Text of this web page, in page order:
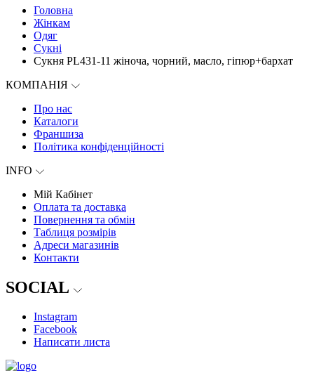
Головна
Жінкам
Одяг
Сукні
Сукня PL431-11 жіноча, чорний, масло, гіпюр+бархат
КОМПАНІЯ
Про нас
Каталоги
Франшиза
Політика конфіденційності
INFO
Мій Кабінет
Оплата та доставка
Повернення та обмін
Таблиця розмірів
Адреси магазинів
Контакти
SOCIAL
Instagram
Facebook
Написати листа